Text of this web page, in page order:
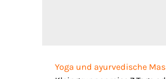
Yoga und ayurvedische